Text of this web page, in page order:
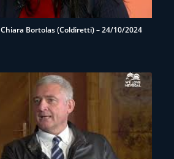
Bortolas (Coldiretti) – 24/10/2024